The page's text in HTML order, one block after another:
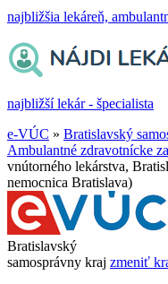
najbližšia lekáreň,
najbližší lekár - špecialista
e-VÚC » Bratislavský
Ambulantné zdravotnícke
vnútorného lekárstva,
nemocnica Bratislava)
Bratislavský
samosprávny kraj zmeniť